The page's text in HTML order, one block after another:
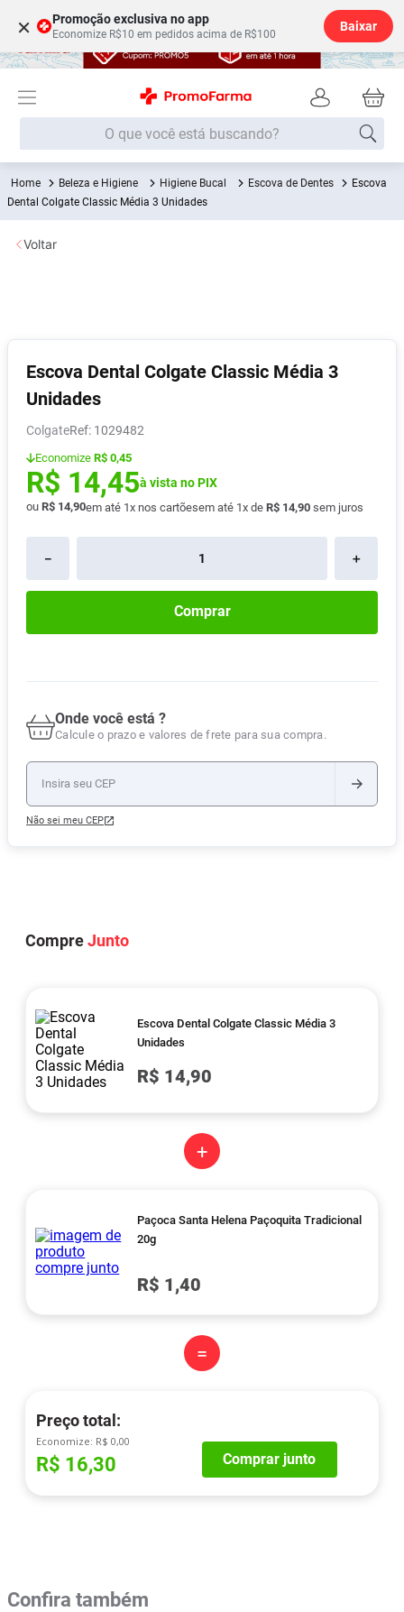
× Promoção exclusiva no app
Economize R$10 em pedidos acima de R$100
Baixar
O que você está buscando?
Beleza e Higiene Higiene Bucal Escova de Dentes
Escova
Dental Colgate Classic Média 3 Unidades
Escova Dental Colgate Classic Média 3
Unidades
Colgate : 1029482
Economize R$ 0,45
R$ 14,45à vista no PIX
ou R$ 14,90em até 1x nos cartõesem até 1x de R$ 14,90 sem juros
＋
－
Comprar
Onde você está ?
Calcule o prazo e valores de frete para sua compra.
Não sei meu CEP
Voltar
CompreJunto
Escova Dental Colgate Classic Média 3
Unidades
R$ 14,90
+
Paçoca Santa Helena Paçoquita Tradicional
20g
R$ 1,40
=
Preço total:
Economize: R$ 0,00
R$ 16,30 Comprar junto
Confira também
Termos mais buscados
1º Fralda
2
5º Fralda G
6º Desodorante
7º Shampoo
8º Absorvente
9º Pampers Confort Sec
10 Lavitan